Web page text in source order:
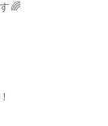
🌈